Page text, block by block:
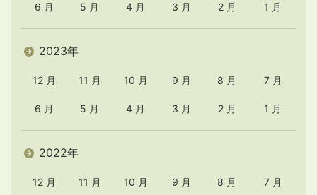
6 月 5 月 4 月 3 月 2 月 1 月
2023年
12 月 11 月 10 月 9 月 8 月 7 月
6 月 5 月 4 月 3 月 2 月 1 月
2022年
12 月 11 月 10 月 9 月 8 月 7 月